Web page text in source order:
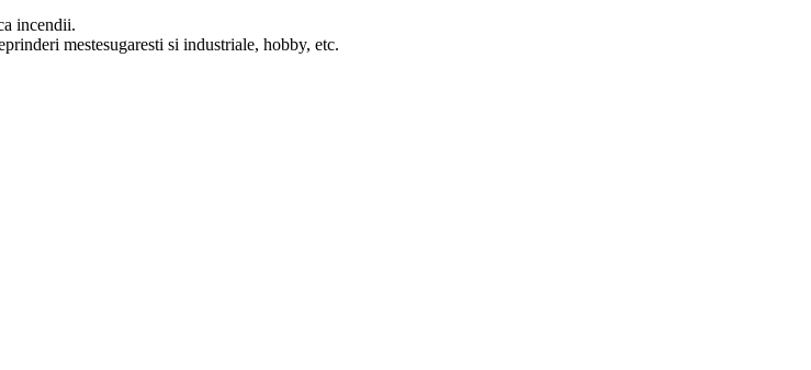
incendii.
mestesugaresti si industriale, hobby, etc.